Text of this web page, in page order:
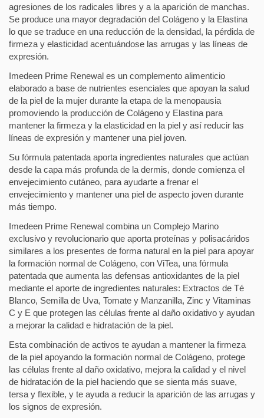
agresiones de los radicales libres y a la aparición de manchas.
Se produce una mayor degradación del Colágeno y la Elastina
lo que se traduce en una reducción de la densidad, la pérdida de
firmeza y elasticidad acentuándose las arrugas y las líneas de
expresión.
Imedeen Prime Renewal es un complemento alimenticio
elaborado a base de nutrientes esenciales que apoyan la salud
de la piel de la mujer durante la etapa de la menopausia
promoviendo la producción de Colágeno y Elastina para
mantener la firmeza y la elasticidad en la piel y así reducir las
líneas de expresión y mantener una piel joven.
Su fórmula patentada aporta ingredientes naturales que actúan
desde la capa más profunda de la dermis, donde comienza el
envejecimiento cutáneo, para ayudarte a frenar el
envejecimiento y mantener una piel de aspecto joven durante
más tiempo.
Imedeen Prime Renewal combina un Complejo Marino
exclusivo y revolucionario que aporta proteínas y polisacáridos
similares a los presentes de forma natural en la piel para apoyar
la formación normal de Colágeno, con ViTea, una fórmula
patentada que aumenta las defensas antioxidantes de la piel
mediante el aporte de ingredientes naturales: Extractos de Té
Blanco, Semilla de Uva, Tomate y Manzanilla, Zinc y Vitaminas
C y E que protegen las células frente al daño oxidativo y ayudan
a mejorar la calidad e hidratación de la piel.
Esta combinación de activos te ayudan a mantener la firmeza
de la piel apoyando la formación normal de Colágeno, protege
las células frente al daño oxidativo, mejora la calidad y el nivel
de hidratación de la piel haciendo que se sienta más suave,
tersa y flexible, y te ayuda a reducir la aparición de las arrugas y
los signos de expresión.